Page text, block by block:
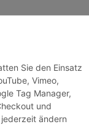
Sie den Einsatz
Vimeo,
Tag Manager,
und
ändern